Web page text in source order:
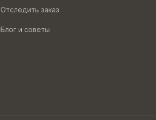
Отследить заказ
Блог и советы